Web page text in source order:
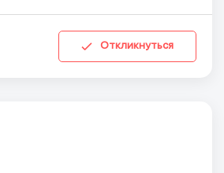
Откликнуться